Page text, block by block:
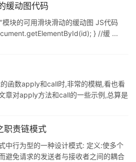
缓动图代码
块的可用滑块滑动的缓动图 JS代码
} //缓 ...
函数apply和call时,非常的模糊,看也看
章对apply方法和call的一些示例,总算是
职责链模式
中行为型的一种设计模式: 定义:使多个
避免请求的发送者与接收者之间的耦合